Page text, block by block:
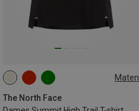
Maten
The North Face
XS S M